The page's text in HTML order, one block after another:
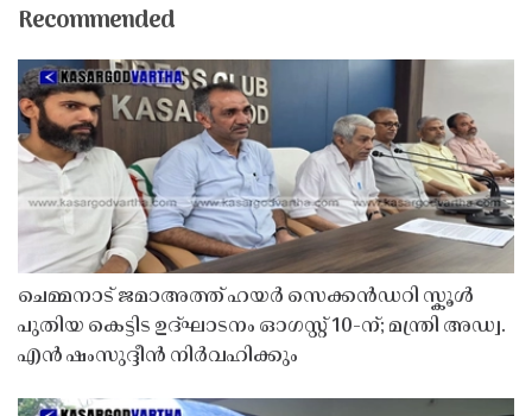
Recommended
ചെമ്മനാട് ജമാഅത്ത് ഹയർ സെക്കൻഡറി സ്കൂൾ
പുതിയ കെട്ടിട ഉദ്ഘാടനം ഓഗസ്റ്റ് 10-ന്; മന്ത്രി അഡ്വ.
എൻ ഷംസുദ്ദീൻ നിർവഹിക്കും